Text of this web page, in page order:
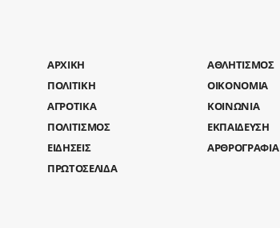
AΡΧΙΚΗ
ΑΘΛΗΤΙΣΜΟΣ
ΠΟΛΙΤΙΚΗ
ΟΙΚΟΝΟΜΙΑ
ΑΓΡΟΤΙΚΑ
ΚΟΙΝΩΝΙΑ
ΠΟΛΙΤΙΣΜΟΣ
ΕΚΠΑΙΔΕΥΣΗ
ΕΙΔΗΣΕΙΣ
ΑΡΘΡΟΓΡΑΦΙΑ
ΠΡΩΤΟΣΕΛΙΔΑ